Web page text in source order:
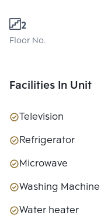
2
Floor No.
Facilities In Unit
Television
Refrigerator
Microwave
Washing Machine
Water heater